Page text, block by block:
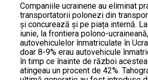
Companiile ucrainene au eliminat
transportatorii polonezi din
și concurează și pe piața internă.
iunie, la frontiera polono-
autovehiculelor înmatriculate în
doar 8-9% erau autovehicule
în timp ce înainte de război
atingeau un procent de 42%.